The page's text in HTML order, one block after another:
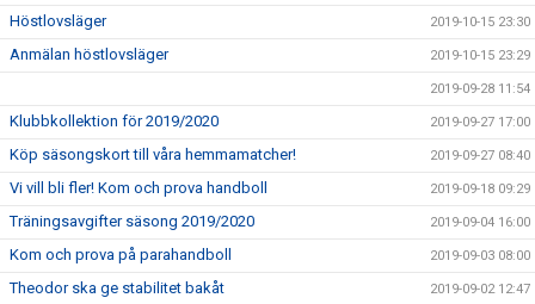
Höstlovsläger 2019-10-15 23:30
Anmälan höstlovsläger 2019-10-15 23:29
2019-09-28 11:54
Klubbkollektion för 2019/2020 2019-09-27 17:00
Köp säsongskort till våra hemmamatcher! 2019-09-27 08:40
Vi vill bli fler! Kom och prova handboll 2019-09-18 09:29
Träningsavgifter säsong 2019/2020 2019-09-04 16:00
Kom och prova på parahandboll 2019-09-03 08:00
Theodor ska ge stabilitet bakåt 2019-09-02 12:47